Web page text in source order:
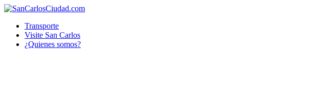
Transporte
Visite San Carlos
¿Quienes somos?